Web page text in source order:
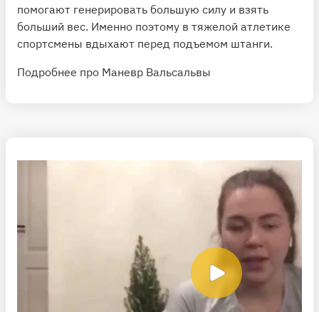
помогают генерировать большую силу и взять
больший вес. Именно поэтому в тяжелой атлетике
спортсмены вдыхают перед подъемом штанги.
Подробнее про Маневр Вальсальвы